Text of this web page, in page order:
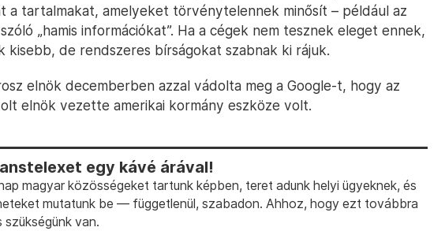
a tartalmakat, amelyeket törvénytelennek minősít – például az
„hamis információkat”. Ha a cégek nem tesznek eleget ennek,
kisebb, de rendszeres bírságokat szabnak ki rájuk.
elnök decemberben azzal vádolta meg a Google-t, hogy az
elnök vezette amerikai kormány eszköze volt.
egy kávé árával!
magyar közösségeket tartunk képben, teret adunk helyi ügyeknek, és
mutatunk be — függetlenül, szabadon. Ahhoz, hogy ezt továbbra
szükségünk van.